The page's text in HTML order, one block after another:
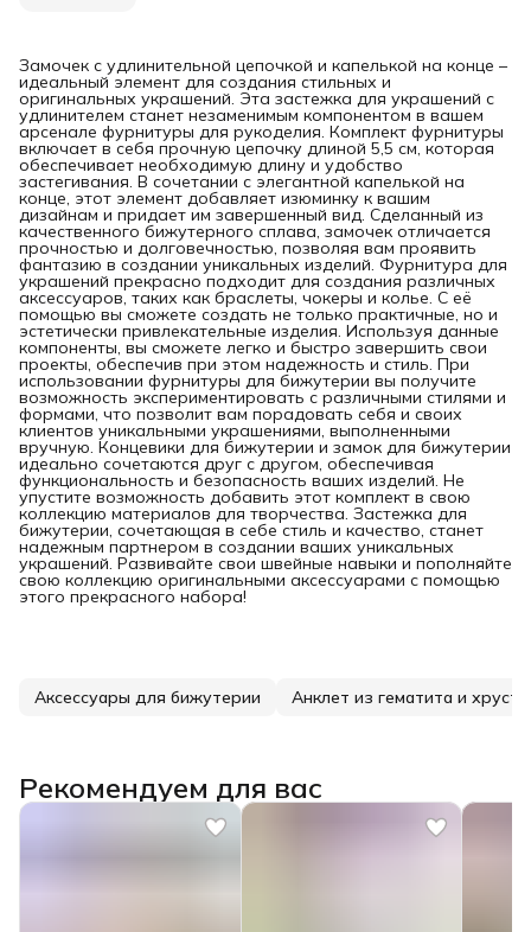
Замочек с удлинительной цепочкой и капелькой на конце –
идеальный элемент для создания стильных и
оригинальных украшений. Эта застежка для украшений с
удлинителем станет незаменимым компонентом в вашем
арсенале фурнитуры для рукоделия. Комплект фурнитуры
включает в себя прочную цепочку длиной 5,5 см, которая
обеспечивает необходимую длину и удобство
застегивания. В сочетании с элегантной капелькой на
конце, этот элемент добавляет изюминку к вашим
дизайнам и придает им завершенный вид. Сделанный из
качественного бижутерного сплава, замочек отличается
прочностью и долговечностью, позволяя вам проявить
фантазию в создании уникальных изделий. Фурнитура для
украшений прекрасно подходит для создания различных
аксессуаров, таких как браслеты, чокеры и колье. С её
помощью вы сможете создать не только практичные, но и
эстетически привлекательные изделия. Используя данные
компоненты, вы сможете легко и быстро завершить свои
проекты, обеспечив при этом надежность и стиль. При
использовании фурнитуры для бижутерии вы получите
возможность экспериментировать с различными стилями и
формами, что позволит вам порадовать себя и своих
клиентов уникальными украшениями, выполненными
вручную. Концевики для бижутерии и замок для бижутерии
идеально сочетаются друг с другом, обеспечивая
функциональность и безопасность ваших изделий. Не
упустите возможность добавить этот комплект в свою
коллекцию материалов для творчества. Застежка для
бижутерии, сочетающая в себе стиль и качество, станет
надежным партнером в создании ваших уникальных
украшений. Развивайте свои швейные навыки и пополняйте
свою коллекцию оригинальными аксессуарами с помощью
этого прекрасного набора!
Аксессуары для бижутерии Анклет из гематита и
Рекомендуем для вас